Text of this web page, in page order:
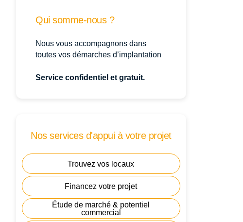
Qui somme-nous ?
Nous vous accompagnons dans
toutes vos démarches d’implantation
Service confidentiel et gratuit.
Nos services d'appui à votre projet
Trouvez vos locaux
Financez votre projet
Étude de marché & potentiel
commercial